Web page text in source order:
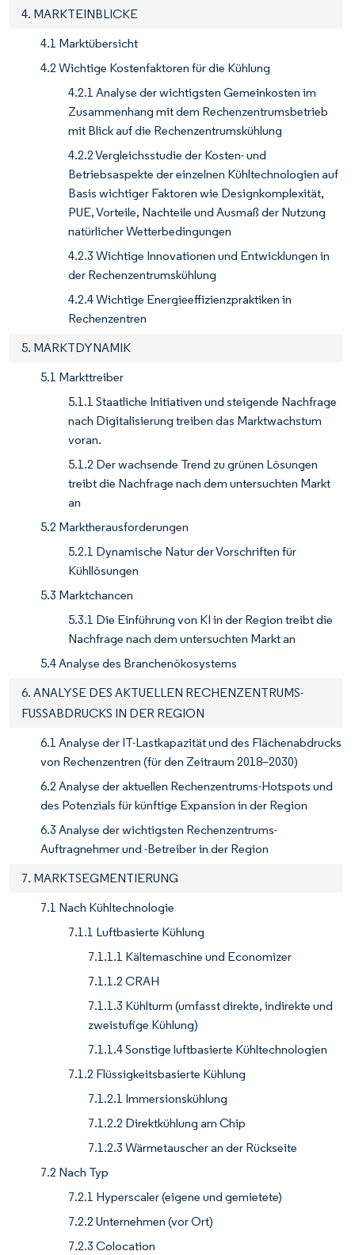
4. MARKTEINBLICKE
4.1 Marktübersicht
4.2 Wichtige Kostenfaktoren für die Kühlung
4.2.1 Analyse der wichtigsten Gemeinkosten im
Zusammenhang mit dem Rechenzentrumsbetrieb
mit Blick auf die Rechenzentrumskühlung
4.2.2 Vergleichsstudie der Kosten- und
Betriebsaspekte der einzelnen Kühltechnologien auf
Basis wichtiger Faktoren wie Designkomplexität,
PUE, Vorteile, Nachteile und Ausmaß der Nutzung
natürlicher Wetterbedingungen
4.2.3 Wichtige Innovationen und Entwicklungen in
der Rechenzentrumskühlung
4.2.4 Wichtige Energieeffizienzpraktiken in
Rechenzentren
5. MARKTDYNAMIK
5.1 Markttreiber
5.1.1 Staatliche Initiativen und steigende Nachfrage
nach Digitalisierung treiben das Marktwachstum
voran.
5.1.2 Der wachsende Trend zu grünen Lösungen
treibt die Nachfrage nach dem untersuchten Markt
an
5.2 Marktherausforderungen
5.2.1 Dynamische Natur der Vorschriften für
Kühllösungen
5.3 Marktchancen
5.3.1 Die Einführung von KI in der Region treibt die
Nachfrage nach dem untersuchten Markt an
5.4 Analyse des Branchenökosystems
6. ANALYSE DES AKTUELLEN RECHENZENTRUMS-
FUSSABDRUCKS IN DER REGION
6.1 Analyse der IT-Lastkapazität und des Flächenabdrucks
von Rechenzentren (für den Zeitraum 2018–2030)
6.2 Analyse der aktuellen Rechenzentrums-Hotspots und
des Potenzials für künftige Expansion in der Region
6.3 Analyse der wichtigsten Rechenzentrums-
Auftragnehmer und -Betreiber in der Region
7. MARKTSEGMENTIERUNG
7.1 Nach Kühltechnologie
7.1.1 Luftbasierte Kühlung
7.1.1.1 Kältemaschine und Economizer
7.1.1.2 CRAH
7.1.1.3 Kühlturm (umfasst direkte, indirekte und
zweistufige Kühlung)
7.1.1.4 Sonstige luftbasierte Kühltechnologien
7.1.2 Flüssigkeitsbasierte Kühlung
7.1.2.1 Immersionskühlung
7.1.2.2 Direktkühlung am Chip
7.1.2.3 Wärmetauscher an der Rückseite
7.2 Nach Typ
7.2.1 Hyperscaler (eigene und gemietete)
7.2.2 Unternehmen (vor Ort)
7.2.3 Colocation